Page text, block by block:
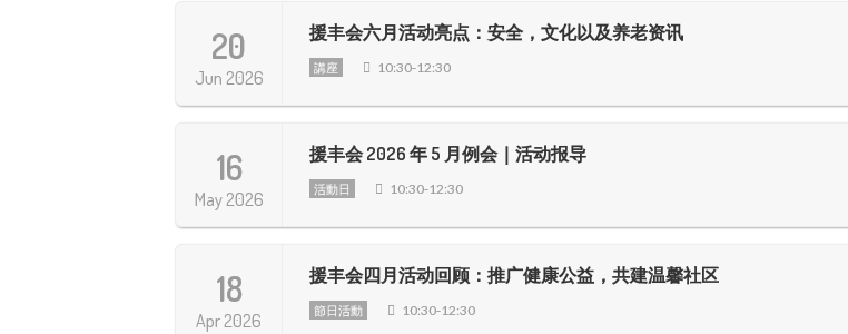
20
Jun 2026
援丰会六月活动亮点：安全，文化以及养老资讯
講座 10:30-12:30
16
May 2026
援丰会 2026 年 5 月例会｜活动报导
活動日 10:30-12:30
18
Apr 2026
援丰会四月活动回顾：推广健康公益，共建温馨社区
節日活動 10:30-12:30